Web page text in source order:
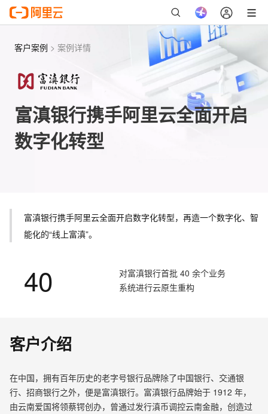
客户案例 > 案例详情
富滇银行携手阿里云全面开启
数字化转型
富滇银行携手阿里云全面开启数字化转型，再造一个数字化、智
能化的“线上富滇”。
40
对富滇银行首批 40 余个业务
系统进行云原生重构
客户介绍
在中国，拥有百年历史的老字号银行品牌除了中国银行、交通银
行、招商银行之外，便是富滇银行。富滇银行品牌始于 1912 年，
由云南爱国将领蔡锷创办，曾通过发行滇币调控云南金融，创造过